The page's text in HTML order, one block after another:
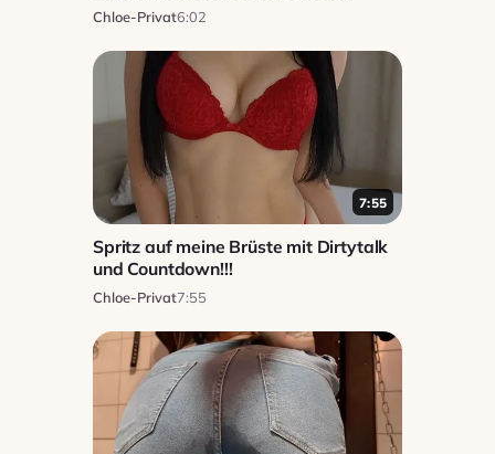
Chloe-Privat6:02
7:55
Spritz auf meine Brüste mit Dirtytalk
und Countdown!!!
Chloe-Privat7:55